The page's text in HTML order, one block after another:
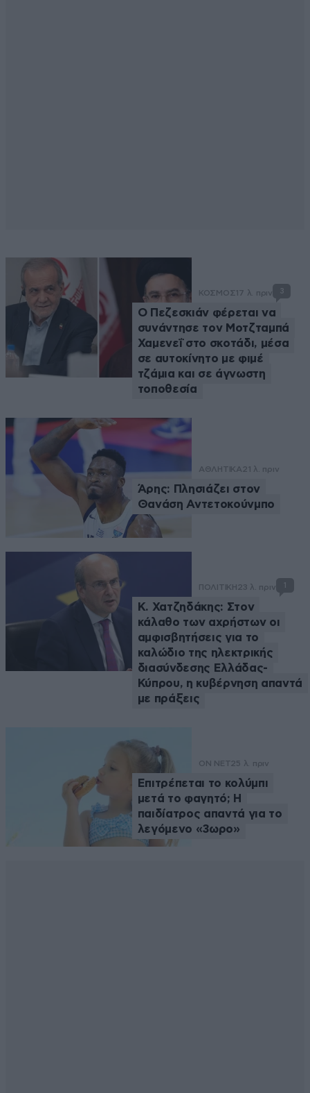
ΚΟΣΜΟΣ 17 λ. πριν 3
Ο Πεζεσκιάν φέρεται να
συνάντησε τον Μοτζταμπά
Χαμενεΐ στο σκοτάδι, μέσα
σε αυτοκίνητο με φιμέ
τζάμια και σε άγνωστη
τοποθεσία
ΑΘΛΗΤΙΚΑ21 λ. πριν
Άρης: Πλησιάζει στον
Θανάση Αντετοκούνμπο
ΠΟΛΙΤΙΚΗ 23 λ. πριν 1
Κ. Χατζηδάκης: Στον
κάλαθο των αχρήστων οι
αμφισβητήσεις για το
καλώδιο της ηλεκτρικής
διασύνδεσης Ελλάδας-
Κύπρου, η κυβέρνηση απαντά
με πράξεις
ON NET25 λ. πριν
Επιτρέπεται το κολύμπι
μετά το φαγητό; Η
παιδίατρος απαντά για το
λεγόμενο «3ωρο»